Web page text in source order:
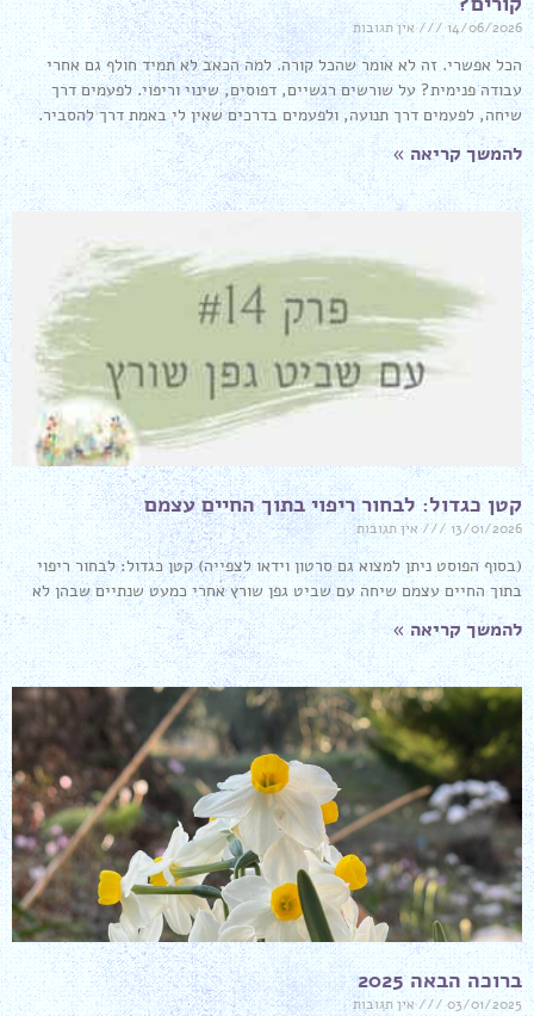
14/06/2026 אין תגובות
הכל אפשרי. זה לא אומר שהכל קורה. למה הכאב לא תמיד חולף גם אחרי
עבודה פנימית? על שורשים רגשיים, דפוסים, שינוי וריפוי. לפעמים דרך
שיחה, לפעמים דרך תנועה, ולפעמים בדרכים שאין לי באמת דרך להסביר.
להמשך קריאה »
קטן כגדול: לבחור ריפוי בתוך החיים עצמם
13/01/2026 אין תגובות
(בסוף הפוסט ניתן למצוא גם סרטון וידאו לצפייה) קטן כגדול: לבחור ריפוי
בתוך החיים עצמם שיחה עם שביט גפן שורץ אחרי כמעט שנתיים שבהן לא
להמשך קריאה »
ברוכה הבאה 2025
03/01/2025 אין תגובות